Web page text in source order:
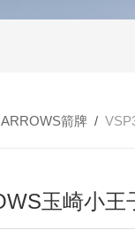
ARROWS箭牌 /
玉崎小王